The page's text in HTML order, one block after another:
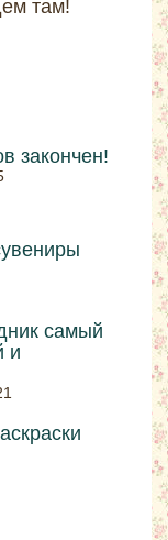
там!
закончен!
самый
и